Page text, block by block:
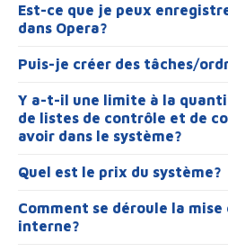
Est-ce que je peux
dans Opera?
Puis-je créer des tâches/
Y a-t-il une limite à la
de listes de contrôle et de
avoir dans le système?
Quel est le prix du système?
Comment se déroule la
interne?